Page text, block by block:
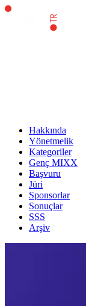
Hakkında
Yönetmelik
Kategoriler
Genç MIXX
Başvuru
Jüri
Sponsorlar
Sonuçlar
SSS
Arşiv